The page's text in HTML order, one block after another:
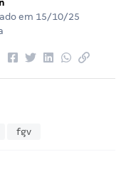
em 15/10/25
fgv